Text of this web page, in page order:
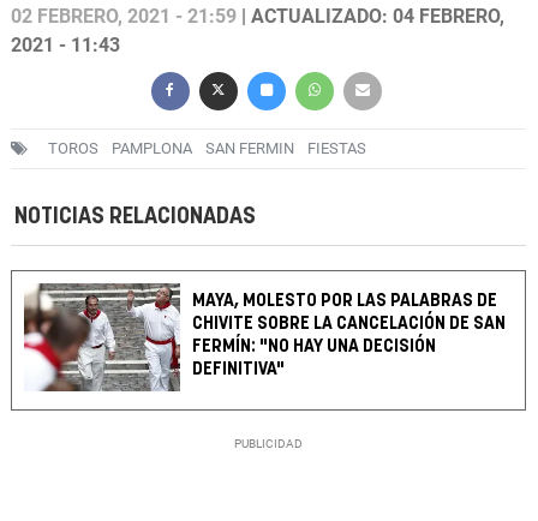
02 FEBRERO, 2021 - 21:59 | ACTUALIZADO: 04 FEBRERO,
2021 - 11:43
TOROS PAMPLONA SAN FERMIN FIESTAS
NOTICIAS RELACIONADAS
MAYA, MOLESTO POR LAS PALABRAS DE
CHIVITE SOBRE LA CANCELACIÓN DE SAN
FERMÍN: "NO HAY UNA DECISIÓN
DEFINITIVA"